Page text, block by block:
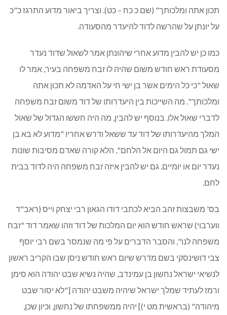
תכון אתה ומלכותך" (שם כ כח – כט). וצריך ביאור מדוע התרגז כ"כ
על יונתן על שהרשה לדוד להיעדר מהסעודה.
כמו כן יש להבין מדוע אחרי שיהונתן אמר לשאול שדוד נעדר
מסעודת ראש חודש משום שהיה לו זבח משפחה בעיר, אמר לו
שאול "כי כל הימים אשר בן ישי חי על האדמה לא תכון אתה
ומלכותך". מה השייכות בין היעדרותו של דוד משום זבח משפחה
לדברי שאול אלו. בנוסף יש להבין, מה היה חששו הגדול של שאול
המלך מהיעדרותו של דוד עד ששאל ודרש אחריו "מדוע לא בא בן
ישי גם תמול גם היום אל הלחם", הלא קורה שאדם מסיבות שונות
נעדר יום או יומיים. גם יש להבין איזה זבח משפחה היה לדוד בבית
לחם.
בס' משבצות זהב הביא לכתבי דודו הגאון רבי יצחק וייס (ראב"ד
ווערבוי) שראש חודש הוא יום המלכות של דוד וזהו שאמר דוד "זבח
משפחה לנו", והסבר הדברים על פי מה שנמסר בשם רבי יוסף
צבי דושינסקי בשם מדרש שיום ראש חודש ניסן שבו הקריב ראשון
לנשיאי ישראל נחשון בן עמינדב, שהיה נשיא שבט יהודה הוא סימן
ורמז לעתיד שמלך ישראל שיהיה משבט יהודה ["לא יסור שבט
מיהודה" (בראשית מט י)] יהיה ממשפחתו של נחשון, וכיון שכן,